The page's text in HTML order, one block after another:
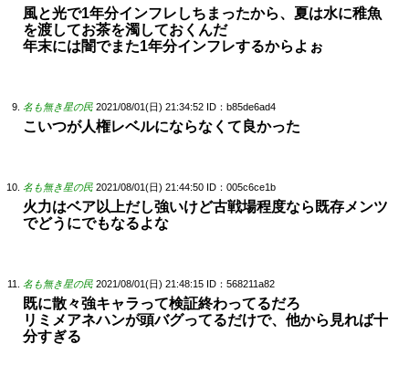
風と光で1年分インフレしちまったから、夏は水に稚魚
を渡してお茶を濁しておくんだ
年末には闇でまた1年分インフレするからよぉ
名も無き星の民 2021/08/01(日) 21:34:52 ID：b85de6ad4
こいつが人権レベルにならなくて良かった
名も無き星の民 2021/08/01(日) 21:44:50 ID：005c6ce1b
火力はベア以上だし強いけど古戦場程度なら既存メンツ
でどうにでもなるよな
名も無き星の民 2021/08/01(日) 21:48:15 ID：568211a82
既に散々強キャラって検証終わってるだろ
リミメアネハンが頭バグってるだけで、他から見れば十
分すぎる